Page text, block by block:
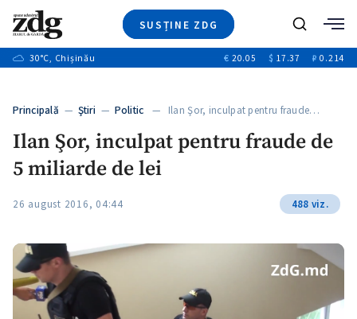
SUSȚINE ZDG
Ştiri
+9
Video
Special
+1
Caută
30°C, Chișinău € 20.05 $ 17.37 ₽ 0.214
Principală — Ştiri — Politic — Ilan Şor, inculpat pentru fraude…
Ilan Şor, inculpat pentru fraude de
5 miliarde de lei
26 august 2016, 04:44 488 viz.